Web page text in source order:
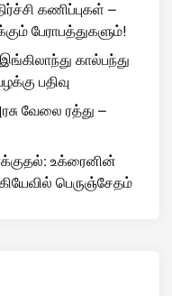
கணிப்புகள் –
பேராபத்துகளும்!
கால்பந்து
பதிவு
வேலை ரத்து –
உக்ரைனின்
பெருஞ்சேதம்